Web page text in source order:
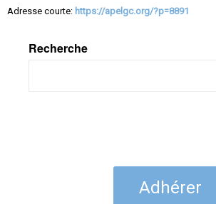
Adresse courte: https://apelgc.org/?p=8891
Recherche
Adhérer